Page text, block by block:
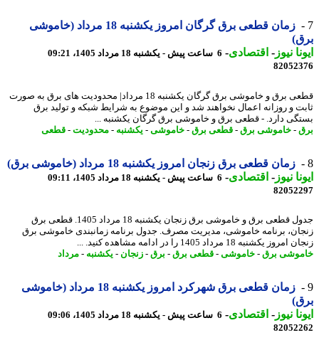
زمان قطعی برق گرگان امروز یکشنبه 18 مرداد (خاموشی
نیوز-اقتصادی-6 ساعت پیش - یکشنبه 18 مرداد 1405، 09:21
قطعی برق و خاموشی برق گرگان یکشنبه 18 مرداد| محدودیت های برق به صورت
و روزانه اعمال نخواهند شد و این موضوع به شرایط شبکه و تولید برق
دارد. - قطعی برق و خاموشی برق گرگان یکشنبه ...
- خاموشی برق - قطعی برق - خاموشی-یکشنبه-محدودیت-قطعی
زمان قطعی برق زنجان امروز یکشنبه 18 مرداد (خاموشی برق)
نیوز-اقتصادی-6 ساعت پیش - یکشنبه 18 مرداد 1405، 09:11
جدول قطعی برق و خاموشی برق زنجان یکشنبه 18 مرداد 1405. قطعی برق
برنامه خاموشی، مدیریت مصرف. جدول برنامه زمانبندی خاموشی برق
یکشنبه 18 مرداد 1405 را در ادامه مشاهده کنید. ...
برق - خاموشی-قطعی برق - برق - زنجان-یکشنبه-مرداد
زمان قطعی برق شهرکرد امروز یکشنبه 18 مرداد (خاموشی
نیوز-اقتصادی-6 ساعت پیش - یکشنبه 18 مرداد 1405، 09:06